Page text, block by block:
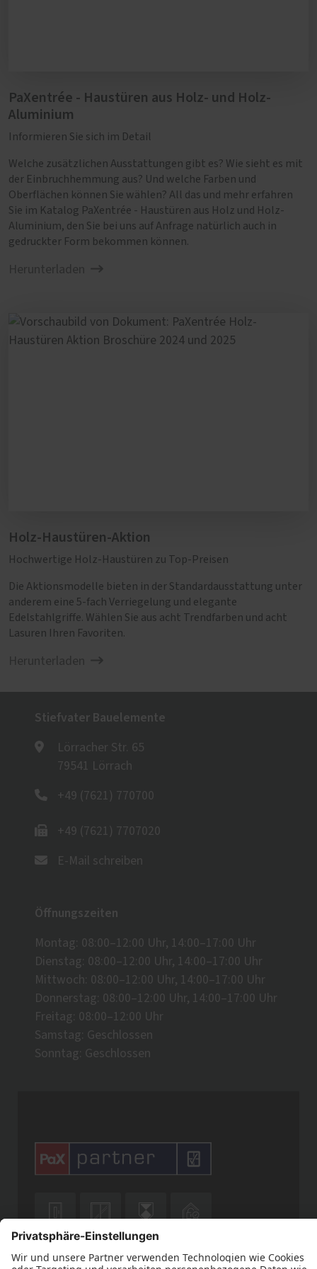
PaXentrée - Haustüren aus Holz- und Holz-
Aluminium
Informieren Sie sich im Detail
Welche zusätzlichen Ausstattungen gibt es? Wie sieht es mit
der Einbruchhemmung aus? Und welche Farben und
Oberflächen können Sie wählen? All das und mehr erfahren
Sie im Katalog PaXentrée - Haustüren aus Holz und Holz-
Aluminium, den Sie bei uns auf Anfrage natürlich auch in
gedruckter Form bekommen können.
Herunterladen
Holz-Haustüren-Aktion
Hochwertige Holz-Haustüren zu Top-Preisen
Die Aktionsmodelle bieten in der Standardausstattung unter
anderem eine 5-fach Verriegelung und elegante
Edelstahlgriffe. Wählen Sie aus acht Trendfarben und acht
Lasuren Ihren Favoriten.
Herunterladen
Stiefvater Bauelemente
Lörracher Str. 65
79541 Lörrach
+49 (7621) 770700
+49 (7621) 7707020
E-Mail schreiben
Öffnungszeiten
Montag: 08:00–12:00 Uhr, 14:00–17:00 Uhr
Dienstag: 08:00–12:00 Uhr, 14:00–17:00 Uhr
Mittwoch: 08:00–12:00 Uhr, 14:00–17:00 Uhr
Donnerstag: 08:00–12:00 Uhr, 14:00–17:00 Uhr
Freitag: 08:00–12:00 Uhr
Samstag: Geschlossen
Sonntag: Geschlossen
  
   